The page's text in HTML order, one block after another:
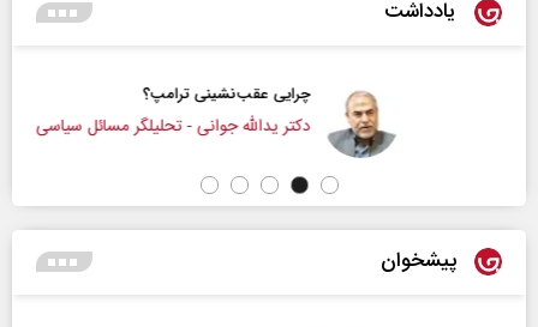
یادداشت
چرایی عقب‌نشینی ترامپ؟
دکتر یدالله جوانی - تحلیلگر مسائل سیاسی
پیشخوان